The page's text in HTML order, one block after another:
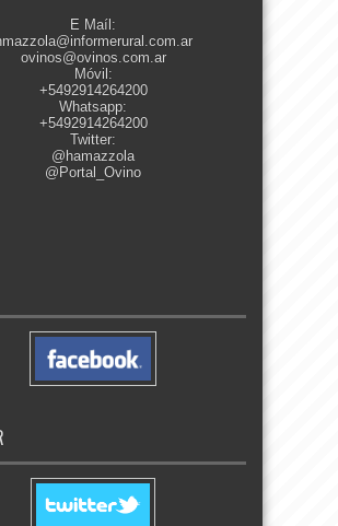
E Maíl:
ovinos@ovinos.com.ar
Móvil:
+5492914264200
Whatsapp:
+5492914264200
Twitter:
@hamazzola
@Portal_Ovino